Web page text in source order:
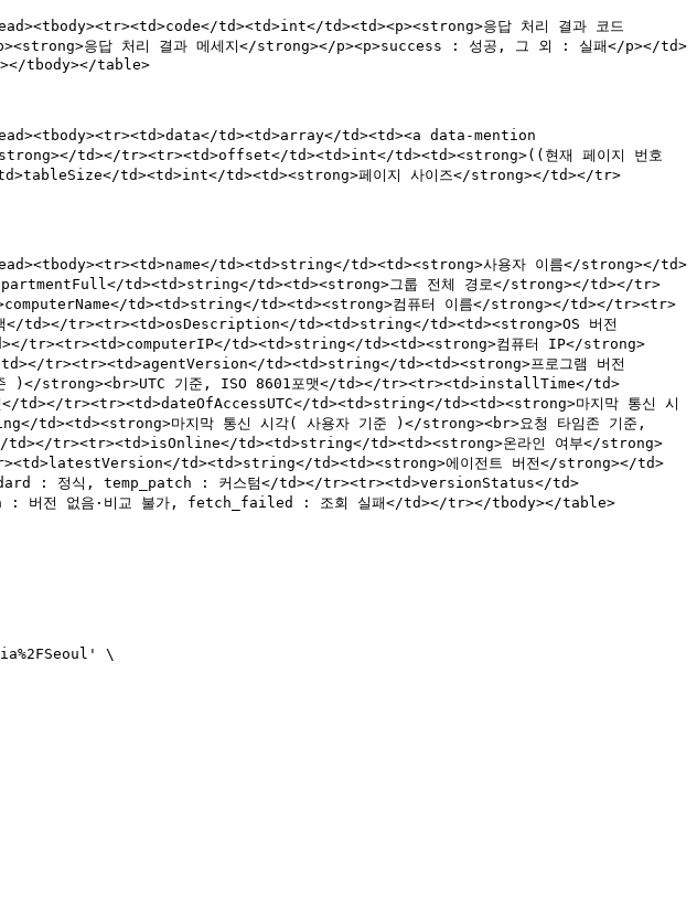
td><td>int</td><td><p><strong>응답 처리 결과 코드
응답 처리 결과 메세지</strong></p><p>success : 성공, 그 외 : 실패</p></td>
tbody></table>
td><td>array</td><td><a data-mention
td></tr><tr><td>offset</td><td>int</td><td><strong>((현재 페이지 번호
td><td>int</td><td><strong>페이지 사이즈</strong></td></tr>
td><td>string</td><td><strong>사용자 이름</strong></td>
td><td>string</td><td><strong>그룹 전체 경로</strong></td></tr>
td><td>string</td><td><strong>컴퓨터 이름</strong></td></tr><tr>
td></tr><tr><td>osDescription</td><td>string</td><td><strong>OS 버전
tr><tr><td>computerIP</td><td>string</td><td><strong>컴퓨터 IP</strong>
tr><tr><td>agentVersion</td><td>string</td><td><strong>프로그램 버전
strong><br>UTC 기준, ISO 8601포맷</td></tr><tr><td>installTime</td>
td></tr><tr><td>dateOfAccessUTC</td><td>string</td><td><strong>마지막 통신 시
td><td><strong>마지막 통신 시각( 사용자 기준 )</strong><br>요청 타임존 기준,
td></tr><tr><td>isOnline</td><td>string</td><td><strong>온라인 여부</strong>
td><td>string</td><td><strong>에이전트 버전</strong></td>
: 정식, temp_patch : 커스텀</td></tr><tr><td>versionStatus</td>
버전 없음·비교 불가, fetch_failed : 조회 실패</td></tr></tbody></table>